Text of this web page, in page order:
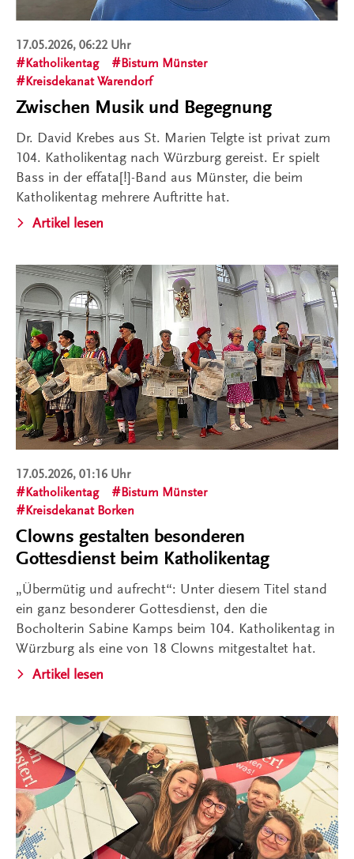
17.05.2026, 06:22 Uhr
Katholikentag
Bistum Münster
Kreisdekanat Warendorf
Zwischen Musik und Begegnung
Dr. David Krebes aus St. Marien Telgte ist privat zum
104. Katholikentag nach Würzburg gereist. Er spielt
Bass in der effata[!]-Band aus Münster, die beim
Katholikentag mehrere Auftritte hat.
Artikel lesen
17.05.2026, 01:16 Uhr
Katholikentag
Bistum Münster
Kreisdekanat Borken
Clowns gestalten besonderen
Gottesdienst beim Katholikentag
„Übermütig und aufrecht“: Unter diesem Titel stand
ein ganz besonderer Gottesdienst, den die
Bocholterin Sabine Kamps beim 104. Katholikentag in
Würzburg als eine von 18 Clowns mitgestaltet hat.
Artikel lesen